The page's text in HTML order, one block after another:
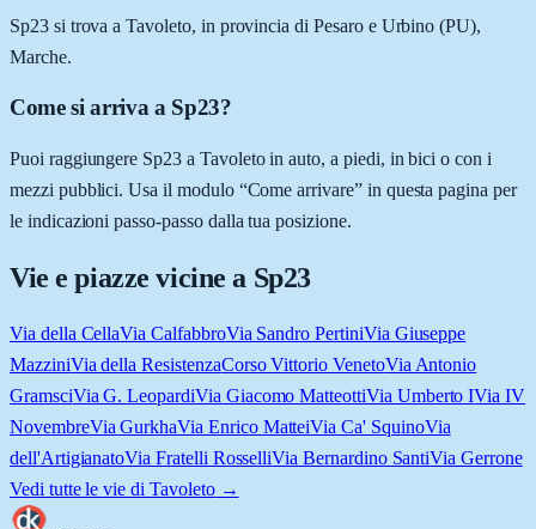
Sp23 si trova a Tavoleto, in provincia di Pesaro e Urbino (PU),
Marche.
Come si arriva a Sp23?
Puoi raggiungere Sp23 a Tavoleto in auto, a piedi, in bici o con i
mezzi pubblici. Usa il modulo “Come arrivare” in questa pagina per
le indicazioni passo-passo dalla tua posizione.
Vie e piazze vicine a Sp23
Via della CellaVia CalfabbroVia Sandro PertiniVia Giuseppe
MazziniVia della ResistenzaCorso Vittorio VenetoVia Antonio
GramsciVia G. LeopardiVia Giacomo MatteottiVia Umberto IVia IV
NovembreVia GurkhaVia Enrico MatteiVia Ca' SquinoVia
dell'ArtigianatoVia Fratelli RosselliVia Bernardino SantiVia Gerrone
Vedi tutte le vie di Tavoleto→